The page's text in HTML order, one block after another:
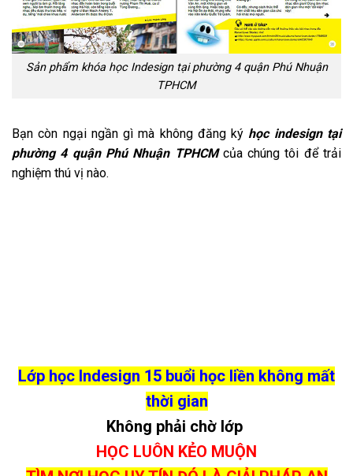
Sản phẩm khóa học Indesign tại phường 4 quận Phú Nhuận
TPHCM
Bạn còn ngại ngần gì mà không đăng ký học indesign tại
phường 4 quận Phú Nhuận TPHCMcủa chúng tôi để trải
nghiệm thú vị nào.
Lớp học Indesign 15 buổi học liền không mất
thời gian
Không phải chờ lớp
HỌC LUÔN KẺO MUỘN